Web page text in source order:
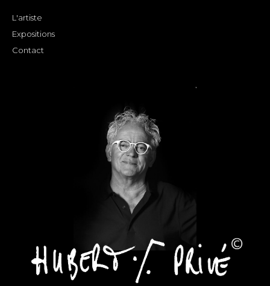
L'artiste
Expositions
Contact